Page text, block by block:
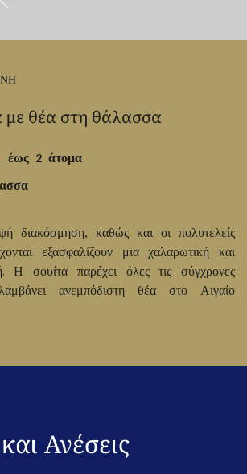
με θέα στη θάλασσα
έως 2 άτομα
διακόσμηση, καθώς και οι πολυτελείς
εξασφαλίζουν μια χαλαρωτική και
Η σουίτα παρέχει όλες τις σύγχρονες
ανεμπόδιστη θέα στο Αιγαίο
Ανέσεις